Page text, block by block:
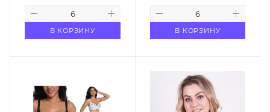
В КОРЗИНУ В КОРЗИНУ